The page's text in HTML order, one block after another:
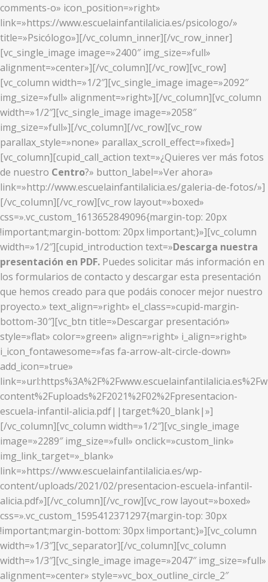
comments-o» icon_position=»right»
link=»https://www.escuelainfantilalicia.es/psicologo/»
title=»Psicólogo»][/vc_column_inner][/vc_row_inner]
[vc_single_image image=»2400″ img_size=»full»
alignment=»center»][/vc_column][/vc_row][vc_row]
[vc_column width=»1/2″][vc_single_image image=»2092″
img_size=»full» alignment=»right»][/vc_column][vc_column
width=»1/2″][vc_single_image image=»2058″
img_size=»full»][/vc_column][/vc_row][vc_row
parallax_style=»none» parallax_scroll_effect=»fixed»]
[vc_column][cupid_call_action text=»¿Quieres ver más fotos
de nuestro Centro?» button_label=»Ver ahora»
link=»http://www.escuelainfantilalicia.es/galeria-de-fotos/»]
[/vc_column][/vc_row][vc_row layout=»boxed»
css=».vc_custom_1613652849096{margin-top: 20px
!important;margin-bottom: 20px !important;}»][vc_column
width=»1/2″][cupid_introduction text=»Descarga nuestra
presentación en PDF. Puedes solicitar más información en
los formularios de contacto y descargar esta presentación
que hemos creado para que podáis conocer mejor nuestro
proyecto.» text_align=»right» el_class=»cupid-margin-
bottom-30″][vc_btn title=»Descargar presentación»
style=»flat» color=»green» align=»right» i_align=»right»
i_icon_fontawesome=»fas fa-arrow-alt-circle-down»
add_icon=»true»
content%2Fuploads%2F2021%2F02%2Fpresentacion-
escuela-infantil-alicia.pdf||target:%20_blank|»]
[/vc_column][vc_column width=»1/2″][vc_single_image
image=»2289″ img_size=»full» onclick=»custom_link»
img_link_target=»_blank»
link=»https://www.escuelainfantilalicia.es/wp-
content/uploads/2021/02/presentacion-escuela-infantil-
alicia.pdf»][/vc_column][/vc_row][vc_row layout=»boxed»
css=».vc_custom_1595412371297{margin-top: 30px
!important;margin-bottom: 30px !important;}»][vc_column
width=»1/3″][vc_separator][/vc_column][vc_column
width=»1/3″][vc_single_image image=»2047″ img_size=»full»
alignment=»center» style=»vc_box_outline_circle_2″